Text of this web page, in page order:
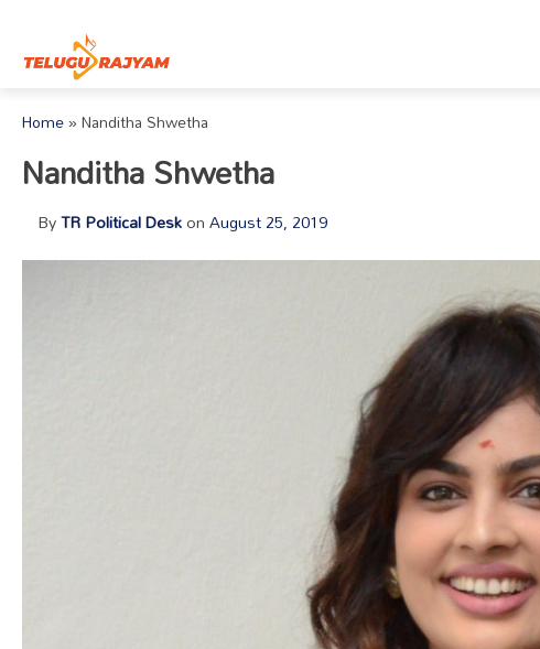
Home»Nanditha Shwetha
Nanditha Shwetha
ByTR Political DeskonAugust 25, 2019